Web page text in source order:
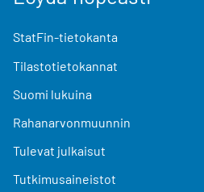
StatFin-tietokanta
Tilastotietokannat
Suomi lukuina
Rahanarvonmuunnin
Tulevat julkaisut
Tutkimusaineistot